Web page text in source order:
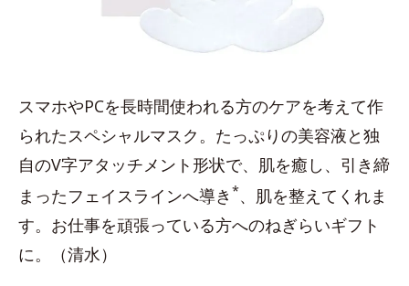
スマホやPCを長時間使われる方のケアを考えて作
られたスペシャルマスク。たっぷりの美容液と独
自のV字アタッチメント形状で、肌を癒し、引き締
まったフェイスラインへ導き *、肌を整えてくれま
す。お仕事を頑張っている方へのねぎらいギフト
に。（清水）